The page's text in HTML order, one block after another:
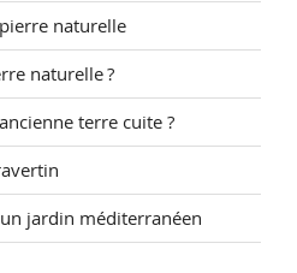
naturelle
naturelle ?
terre cuite ?
jardin méditerranéen